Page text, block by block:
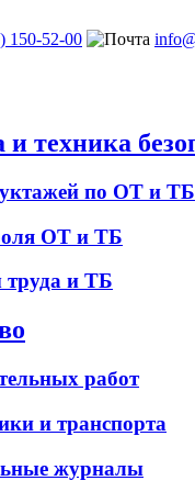
150-52-00
и техника
по ОТ и ТБ
ОТ и ТБ
и ТБ
работ
и транспорта
журналы